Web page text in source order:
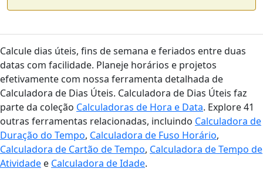
Calcule dias úteis, fins de semana e feriados entre duas
datas com facilidade. Planeje horários e projetos
efetivamente com nossa ferramenta detalhada de
Calculadora de Dias Úteis. Calculadora de Dias Úteis faz
parte da coleção Calculadoras de Hora e Data. Explore 41
outras ferramentas relacionadas, incluindo Calculadora de
Duração do Tempo, Calculadora de Fuso Horário,
Calculadora de Cartão de Tempo, Calculadora de Tempo de
Atividade e Calculadora de Idade.